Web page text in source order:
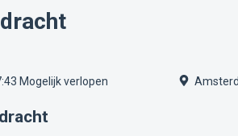
Mogelijk verlopen